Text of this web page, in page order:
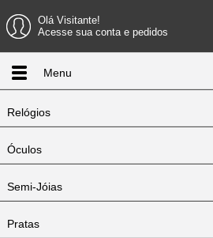
Olá Visitante!
Acesse sua conta e pedidos
Menu
Relógios
Óculos
Semi-Jóias
Pratas